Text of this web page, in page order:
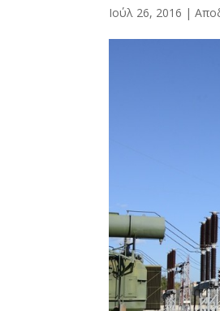
Ιούλ 26, 2016 |